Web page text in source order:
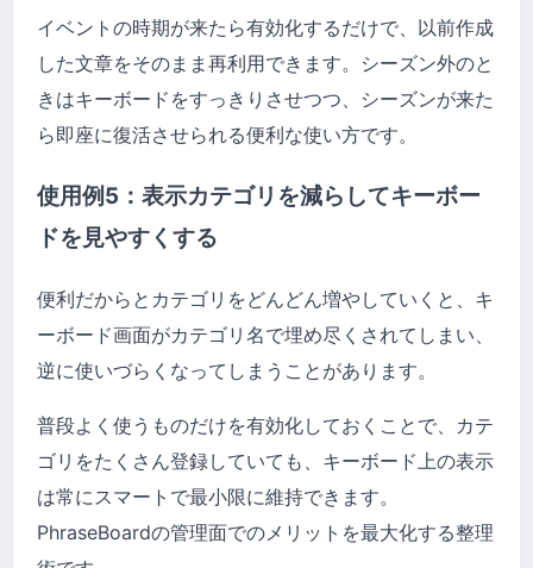
イベントの時期が来たら有効化するだけで、以前作成
した文章をそのまま再利用できます。シーズン外のと
きはキーボードをすっきりさせつつ、シーズンが来た
ら即座に復活させられる便利な使い方です。
使用例5：表示カテゴリを減らしてキーボー
ドを見やすくする
便利だからとカテゴリをどんどん増やしていくと、キ
ーボード画面がカテゴリ名で埋め尽くされてしまい、
逆に使いづらくなってしまうことがあります。
普段よく使うものだけを有効化しておくことで、カテ
ゴリをたくさん登録していても、キーボード上の表示
は常にスマートで最小限に維持できます。
PhraseBoardの管理面でのメリットを最大化する整理